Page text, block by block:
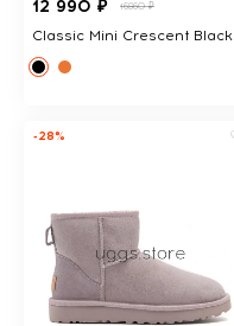
12 990 ₽ 16860 ₽
Classic Mini Crescent Black
-28%